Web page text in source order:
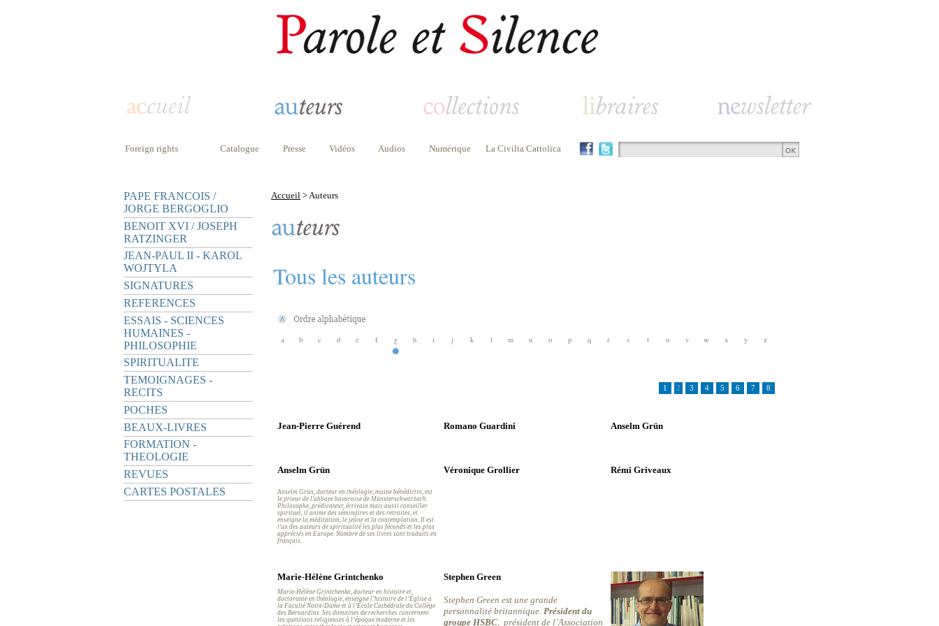
Foreign rights Catalogue Presse Vidéos Audios Numérique La Civilta Cattolica
PAPE FRANCOIS /
JORGE BERGOGLIO
BENOIT XVI / JOSEPH
RATZINGER
JEAN-PAUL II - KAROL
WOJTYLA
SIGNATURES
REFERENCES
ESSAIS - SCIENCES
HUMAINES -
PHILOSOPHIE
SPIRITUALITE
TEMOIGNAGES -
RECITS
POCHES
BEAUX-LIVRES
FORMATION -
THEOLOGIE
REVUES
CARTES POSTALES
Accueil > Auteurs
Tous les auteurs
a b c d e f g h i j k l m n o p q r s t u v w x y z
1 2 3 4 5 6 7 8
Jean-Pierre Guérend Romano Guardini Anselm Grün
Anselm Grün
Anselm Grün, docteur en théologie, moine bénédictin, est
le prieur de l'abbaye bavaroise de Münsterschwarzach.
Philosophe, prédicateur, écrivain mais aussi conseiller
spirituel, il anime des séminaires et des retraites, et
enseigne la méditation, le jeûne et la contemplation. Il est
l'un des auteurs de spiritualité les plus féconds et les plus
appréciés en Europe. Nombre de ses livres sont traduits en
français.
Véronique Grollier Rémi Griveaux
Marie-Hélène Grintchenko
Marie-Hélène Grintchenko, docteur en histoire et
doctorante en théologie, enseigne l’histoire de l’Église à
la Faculté Notre-Dame et à l’École Cathédrale du Collège
des Bernardins. Ses domaines de recherches concernent
les questions religieuses à l’époque moderne et les
Stephen Green
Stephen Green est une grande
personnalité britannique. Président du
groupe HSBC, président de l’Association